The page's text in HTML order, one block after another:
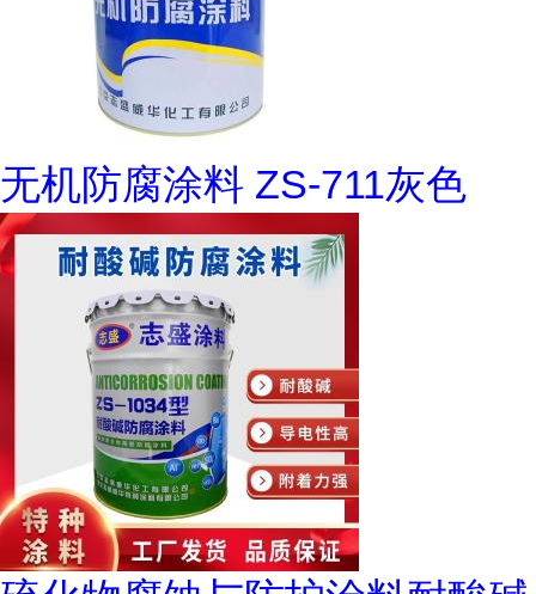
无机防腐涂料 ZS-711灰色